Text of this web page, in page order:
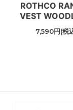
ROTHCO
VEST
7,590円(税